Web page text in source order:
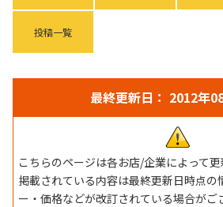
投稿一覧
最終更新日： 2012年
こちらのページは各お店/企業によって更
掲載されている内容は最終更新日時点の
ー・価格などが改訂されている場合がご